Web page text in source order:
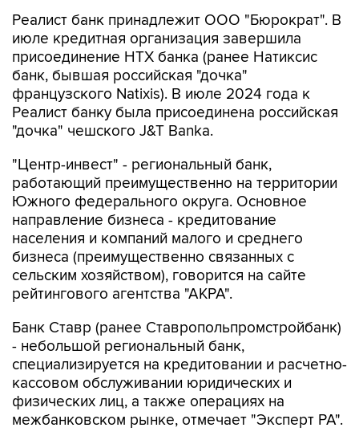
Реалист банк принадлежит ООО "Бюрократ". В
июле кредитная организация завершила
присоединение НТХ банка (ранее Натиксис
банк, бывшая российская "дочка"
французского Natixis). В июле 2024 года к
Реалист банку была присоединена российская
"дочка" чешского J&T Banka.
"Центр-инвест" - региональный банк,
работающий преимущественно на территории
Южного федерального округа. Основное
направление бизнеса - кредитование
населения и компаний малого и среднего
бизнеса (преимущественно связанных с
сельским хозяйством), говорится на сайте
рейтингового агентства "АКРА".
Банк Ставр (ранее Ставропольпромстройбанк)
- небольшой региональный банк,
специализируется на кредитовании и расчетно-
кассовом обслуживании юридических и
физических лиц, а также операциях на
межбанковском рынке, отмечает "Эксперт РА".